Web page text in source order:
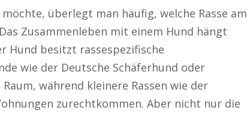
überlegt man häufig, welche Rasse am
Zusammenleben mit einem Hund hängt
Hund besitzt rassespezifische
wie der Deutsche Schäferhund oder
während kleinere Rassen wie der
zurechtkommen. Aber nicht nur die